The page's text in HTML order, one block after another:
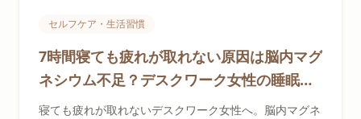
セルフケア・生活習慣
7時間寝ても疲れが取れない原因は脳内マグ
ネシウム不足？デスクワーク女性の睡眠を
変えるL-スレオニン酸
寝ても疲れが取れないデスクワーク女性へ。脳内マグネ